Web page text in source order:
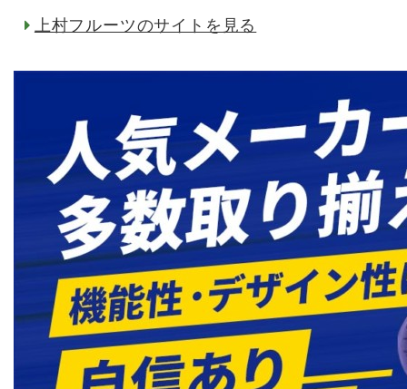
上村フルーツのサイトを見る